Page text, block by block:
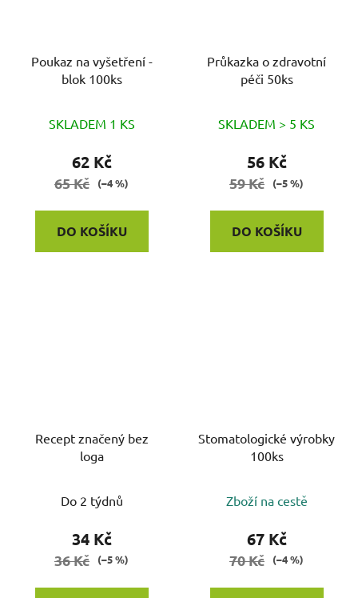
Poukaz na vyšetření -
blok 100ks
SKLADEM 1 KS
62 Kč
65 Kč (–4 %)
DO KOŠÍKU
Průkazka o zdravotní
péči 50ks
SKLADEM > 5 KS
56 Kč
59 Kč (–5 %)
DO KOŠÍKU
Recept značený bez
loga
Do 2 týdnů
34 Kč
36 Kč (–5 %)
Stomatologické výrobky
100ks
Zboží na cestě
67 Kč
70 Kč (–4 %)